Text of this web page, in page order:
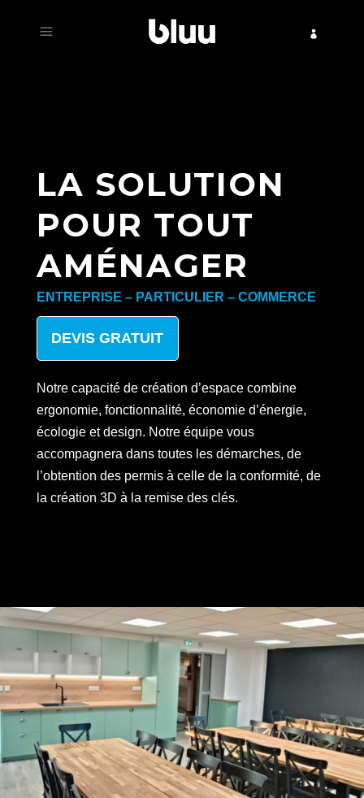
LA SOLUTION
POUR TOUT
AMÉNAGER
ENTREPRISE – PARTICULIER – COMMERCE
DEVIS GRATUIT
Notre capacité de création d’espace combine
ergonomie, fonctionnalité, économie d’énergie,
écologie et design. Notre équipe vous
accompagnera dans toutes les démarches, de
l’obtention des permis à celle de la conformité, de
la création 3D à la remise des clés.